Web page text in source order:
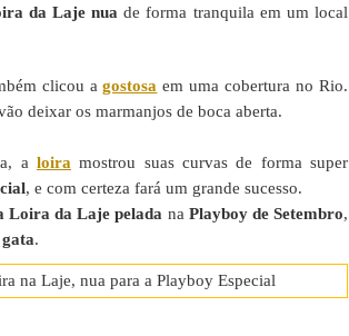
da Laje nua de forma tranquila em um local
clicou agostosa em uma cobertura no Rio.
deixar os marmanjos de boca aberta.
a loira mostrou suas curvas de forma super
, e com certeza fará um grande sucesso.
Loira da Laje pelada na Playboy de Setembro,
gata.